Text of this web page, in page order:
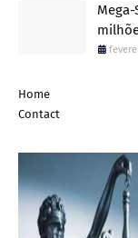
Home
Contact